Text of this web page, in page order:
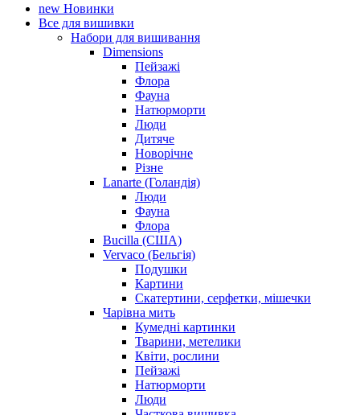
new Новинки
Все для вишивки
Набори для вишивання
Dimensions
Пейзажі
Флора
Фауна
Натюрморти
Люди
Дитяче
Новорічне
Різне
Lanarte (Голандія)
Люди
Фауна
Флора
Bucilla (США)
Vervaco (Бельгія)
Подушки
Картини
Скатертини, серфетки, мішечки
Чарiвна мить
Кумедні картинки
Тварини, метелики
Квіти, рослини
Пейзажі
Натюрморти
Люди